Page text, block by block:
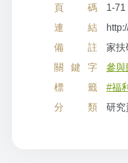
頁碼
1-71
連結
備註
家扶
關鍵字
參與
標籤
#福
分類
研究